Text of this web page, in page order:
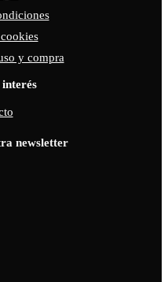
y compra
interés
newsletter